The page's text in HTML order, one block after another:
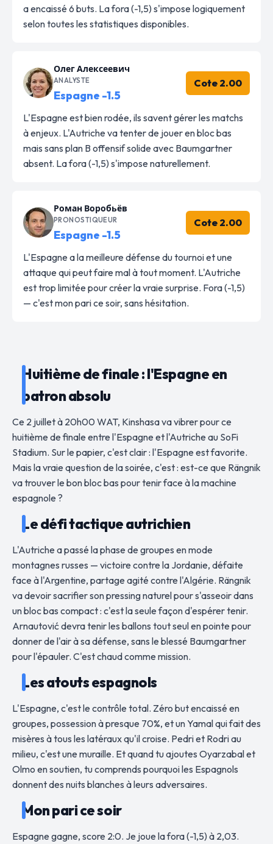
a encaissé 6 buts. La fora (-1,5) s'impose logiquement
selon toutes les statistiques disponibles.
Олег Алексеевич
ANALYSTE
Espagne -1.5
Cote 2.00
L'Espagne est bien rodée, ils savent gérer les matchs
à enjeux. L'Autriche va tenter de jouer en bloc bas
mais sans plan B offensif solide avec Baumgartner
absent. La fora (-1,5) s'impose naturellement.
Роман Воробьёв
PRONOSTIQUEUR
Espagne -1.5
Cote 2.00
L'Espagne a la meilleure défense du tournoi et une
attaque qui peut faire mal à tout moment. L'Autriche
est trop limitée pour créer la vraie surprise. Fora (-1,5)
— c'est mon pari ce soir, sans hésitation.
Huitième de finale : l'Espagne en
patron absolu
Ce 2 juillet à 20h00 WAT, Kinshasa va vibrer pour ce
huitième de finale entre l'Espagne et l'Autriche au SoFi
Stadium. Sur le papier, c'est clair : l'Espagne est favorite.
Mais la vraie question de la soirée, c'est : est-ce que Rängnik
va trouver le bon bloc bas pour tenir face à la machine
espagnole ?
Le défi tactique autrichien
L'Autriche a passé la phase de groupes en mode
montagnes russes — victoire contre la Jordanie, défaite
face à l'Argentine, partage agité contre l'Algérie. Rängnik
va devoir sacrifier son pressing naturel pour s'asseoir dans
un bloc bas compact : c'est la seule façon d'espérer tenir.
Arnautović devra tenir les ballons tout seul en pointe pour
donner de l'air à sa défense, sans le blessé Baumgartner
pour l'épauler. C'est chaud comme mission.
Les atouts espagnols
L'Espagne, c'est le contrôle total. Zéro but encaissé en
groupes, possession à presque 70%, et un Yamal qui fait des
misères à tous les latéraux qu'il croise. Pedri et Rodri au
milieu, c'est une muraille. Et quand tu ajoutes Oyarzabal et
Olmo en soutien, tu comprends pourquoi les Espagnols
donnent des nuits blanches à leurs adversaires.
Mon pari ce soir
Espagne gagne, score 2:0. Je joue la fora (-1,5) à 2,03.